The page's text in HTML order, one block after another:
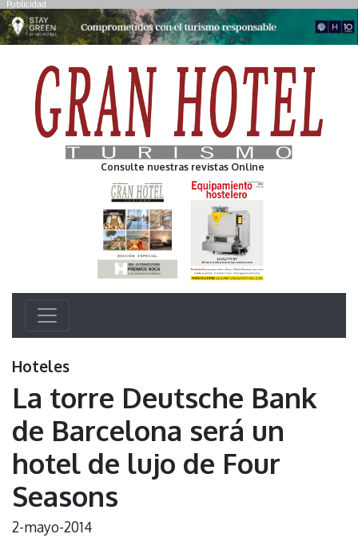
Publicidad
Consulte nuestras revistas Online
Hoteles
La torre Deutsche Bank
de Barcelona será un
hotel de lujo de Four
Seasons
2-mayo-2014